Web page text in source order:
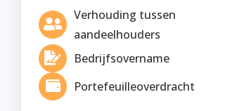
Verhouding tussen
aandeelhouders
Bedrijfsovername
Portefeuilleoverdracht